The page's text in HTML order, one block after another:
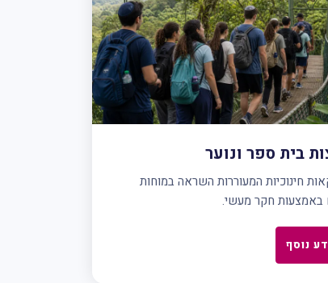
בית ספר ונוער
חינוכיות המעוררות השראה במוחות
באמצעות חקר מעשי.
נוסף